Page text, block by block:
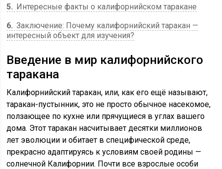
5
Интересные факты о калифорнийском таракане
6 Заключение: Почему калифорнийский таракан —
интересный объект для изучения?
Введение в мир калифорнийского
таракана
Калифорнийский таракан, или, как его ещё называют,
таракан-пустынник, это не просто обычное насекомое,
ползающее по кухне или прячущиеся в углах вашего
дома. Этот таракан насчитывает десятки миллионов
лет эволюции и обитает в специфической среде,
прекрасно адаптируясь к условиям своей родины —
солнечной Калифорнии. Почти все взрослые особи